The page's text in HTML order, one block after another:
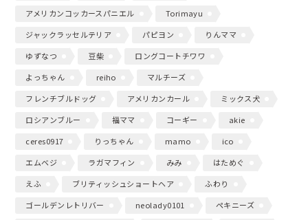
アメリカンコッカースパニエル
Torimayu
ジャックラッセルテリア
パピヨン
りんママ
ゆずなつ
豆柴
ロングコートチワワ
よっちゃん
reiho
マルチーズ
フレンチブルドッグ
アメリカンカール
ミックス犬
ロシアンブルー
福ママ コーギー
akie
ceres0917
りっちゃん mamo
ico
エムベジ
ラガマフィン みみ
はためぐ
えふ
ブリティッシュショートヘア
ふわり
ゴールデンレトリバー
neolady0101
ペキニーズ